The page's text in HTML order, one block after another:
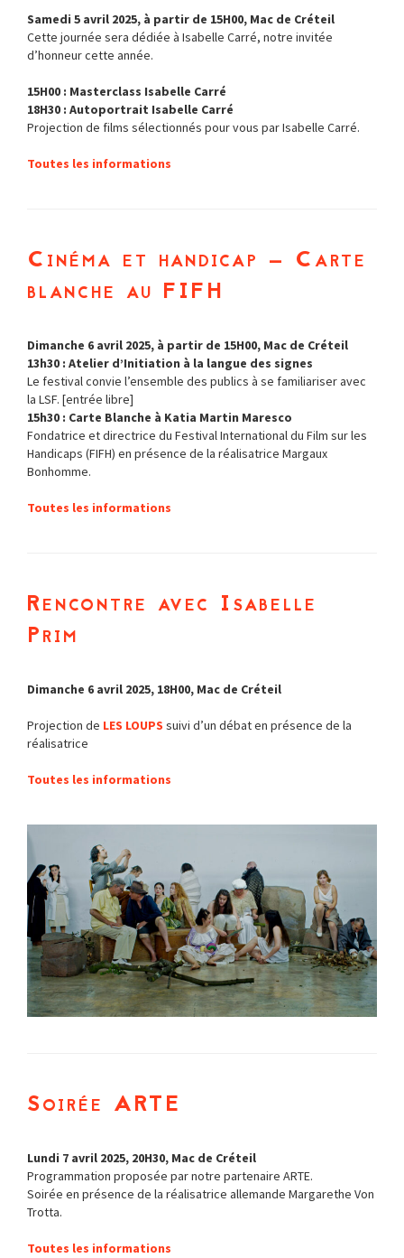
Samedi 5 avril 2025, à partir de 15H00, Mac de Créteil
Cette journée sera dédiée à Isabelle Carré, notre invitée
d’honneur cette année.
15H00 : Masterclass Isabelle Carré
18H30 : Autoportrait Isabelle Carré
Projection de films sélectionnés pour vous par Isabelle Carré.
Toutes les informations
Cinéma et handicap – Carte
blanche au FIFH
Dimanche 6 avril 2025, à partir de 15H00, Mac de Créteil
13h30 : Atelier d’Initiation à la langue des signes
Le festival convie l’ensemble des publics à se familiariser avec
la LSF. [entrée libre]
15h30 : Carte Blanche à Katia Martin Maresco
Fondatrice et directrice du Festival International du Film sur les
Handicaps (FIFH) en présence de la réalisatrice Margaux
Bonhomme.
Toutes les informations
Rencontre avec Isabelle
Prim
Dimanche 6 avril 2025, 18H00, Mac de Créteil
Projection de LES LOUPS suivi d’un débat en présence de la
réalisatrice
Toutes les informations
Soirée ARTE
Lundi 7 avril 2025, 20H30, Mac de Créteil
Programmation proposée par notre partenaire ARTE.
Soirée en présence de la réalisatrice allemande Margarethe Von
Trotta.
Toutes les informations